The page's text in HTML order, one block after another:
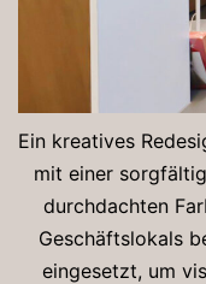
Ein kreatives
mit einer
durchdachten
Geschäftslokals
eingesetzt, um